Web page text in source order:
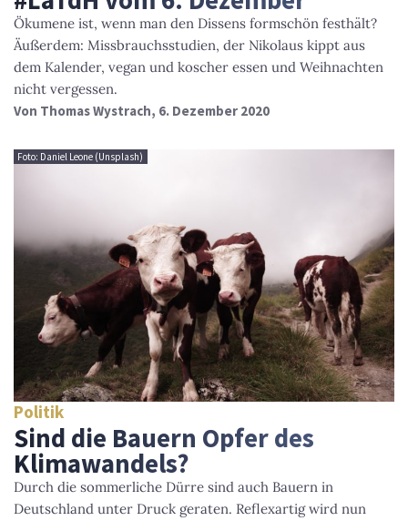
Ökumene ist, wenn man den Dissens formschön festhält?
Äußerdem: Missbrauchsstudien, der Nikolaus kippt aus
dem Kalender, vegan und koscher essen und Weihnachten
nicht vergessen.
Von Thomas Wystrach, 6. Dezember 2020
Foto: Daniel Leone (Unsplash)
Politik
Sind die Bauern Opfer des
Klimawandels?
Durch die sommerliche Dürre sind auch Bauern in
Deutschland unter Druck geraten. Reflexartig wird nun